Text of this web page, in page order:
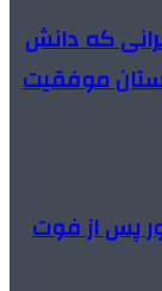
که دانش
موفقیت
پس از فوت